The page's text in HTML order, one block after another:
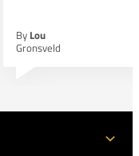
By Lou
Gronsveld